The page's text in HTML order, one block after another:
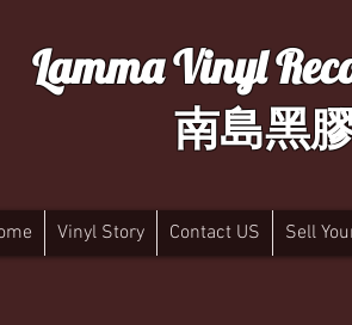
Lamma Vinyl
南島黑
Vinyl Story Contact US Sell